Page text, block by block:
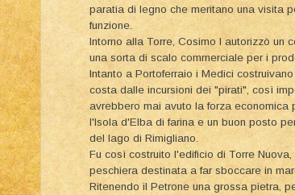
paratia di legno che meritano una visita
funzione.
Intorno alla Torre, Cosimo I autorizzò un
una sorta di scalo commerciale per i
Intanto a Portoferraio i Medici
costa dalle incursioni dei "pirati", così
avrebbero mai avuto la forza economica
l'Isola d'Elba di farina e un buon posto
del lago di Rimigliano.
Fu così costruito l'edificio di Torre
peschiera destinata a far sboccare in
Ritenendo il Petrone una grossa pietra,